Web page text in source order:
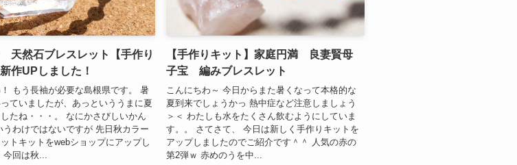
天然石ブレスレット【手作り
作UPしました！
もう長袖が必要な島根県です。 暑
ていましたが、あっといううまに夏
たね・・・。 なにかさびしいかん
うわけではないですが 先日秋カラー
トキットをwebショップにアップし
今回は秋...
【手作りキット】家庭円満 良妻賢母
子宝 編みブレスレット
こんにちわ～ 今日からまた暑くなって本格的な
夏到来でしょうかっ 熱中症など注意しましょう
＞＜ わたしも水をたくさん飲むようにしていま
す。。 さてさて、 今日は新しく手作りキットを
アップしましたのでご紹介です＾＾ 人気の赤の
第2弾ｗ 赤めのうを中...